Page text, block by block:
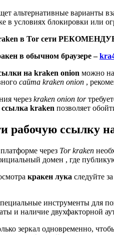
альтернативные варианты
в условиях блокировки или
в Tor сети
в обычном браузере –
на kraken onion можно
сайта kraken onion ,
через kraken onion tor
ссылка kraken позволяет
рабочую ссылку
через Tor kraken
домен , где
кракен лука следуйте
инструменты для
и наличие двухфакторной
зеркал одновременно,